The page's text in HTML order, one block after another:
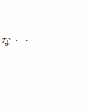
・・